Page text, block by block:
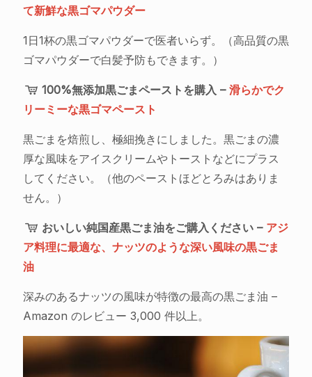
て新鮮な黒ゴマパウダー
1日1杯の黒ゴマパウダーで医者いらず。（高品質の黒
ゴマパウダーで白髪予防もできます。）
100%無添加黒ごまペーストを購入 –滑らかでク
リーミーな黒ゴマペースト
黒ごまを焙煎し、極細挽きにしました。黒ごまの濃
厚な風味をアイスクリームやトーストなどにプラス
してください。（他のペーストほどとろみはありま
せん。）
おいしい純国産黒ごま油をご購入ください – アジ
ア料理に最適な、ナッツのような深い風味の黒ごま
油
深みのあるナッツの風味が特徴の最高の黒ごま油 –
Amazon のレビュー 3,000 件以上。